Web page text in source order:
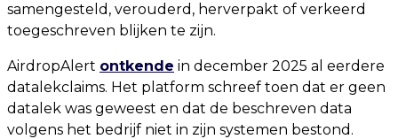
samengesteld, verouderd, herverpakt of verkeerd
toegeschreven blijken te zijn.
AirdropAlert ontkende in december 2025 al eerdere
datalekclaims. Het platform schreef toen dat er geen
datalek was geweest en dat de beschreven data
volgens het bedrijf niet in zijn systemen bestond.